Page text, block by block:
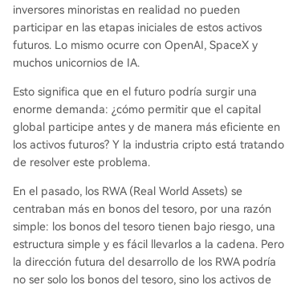
inversores minoristas en realidad no pueden
participar en las etapas iniciales de estos activos
futuros. Lo mismo ocurre con OpenAI, SpaceX y
muchos unicornios de IA.
Esto significa que en el futuro podría surgir una
enorme demanda: ¿cómo permitir que el capital
global participe antes y de manera más eficiente en
los activos futuros? Y la industria cripto está tratando
de resolver este problema.
En el pasado, los RWA (Real World Assets) se
centraban más en bonos del tesoro, por una razón
simple: los bonos del tesoro tienen bajo riesgo, una
estructura simple y es fácil llevarlos a la cadena. Pero
la dirección futura del desarrollo de los RWA podría
no ser solo los bonos del tesoro, sino los activos de